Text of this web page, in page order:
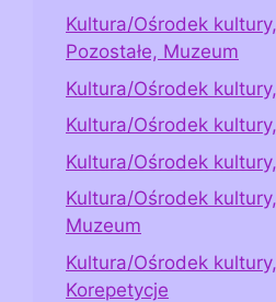
Kultura/Ośrodek
Pozostałe, Muzeum
Kultura/Ośrodek
Kultura/Ośrodek
Kultura/Ośrodek
Kultura/Ośrodek
Muzeum
Kultura/Ośrodek
Korepetycje